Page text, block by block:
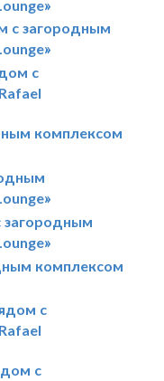
с загородным
с
комплексом
загородным
комплексом
с
с